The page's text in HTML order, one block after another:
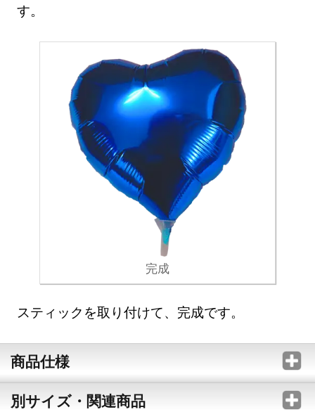
す。
完成
スティックを取り付けて、完成です。
商品仕様
別サイズ・関連商品